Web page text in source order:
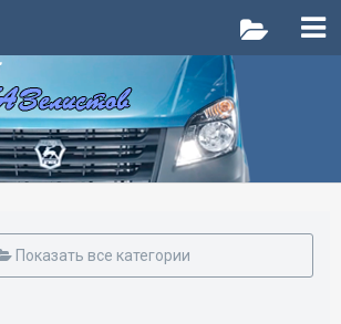
Показать все категории